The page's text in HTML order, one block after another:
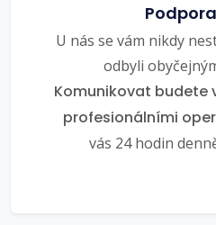
U nás se vám nikdy
odbyli
Komunikovat budete
profesionálními
vás 24 hodin